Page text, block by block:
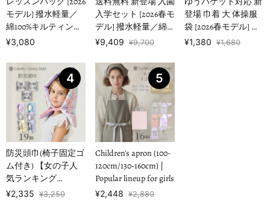
モデル] 撥水軽量／
綿100%キルティング
【女の子人気ランキ
¥3,080
入学セット [2026春モ
デル] 撥水軽量／綿
100%キルティング
ングTOP16】
¥9,409 ¥9,700
登場 巾着 大 体操服
袋 [2026春モデル] 撥
水ノーアイロン 【男
¥1,380 ¥1,680
4
防災頭巾(椅子固定ゴ
ム付き) 【女の子人
気ランキング
TOP19】
¥2,335 ¥3,250
5
Children's apron (100-
120cm/130-160cm) |
Popular lineup for girls
¥2,448 ¥2,880